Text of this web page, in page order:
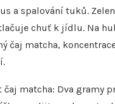
a spalování tuků.
chuť k jídlu. Na
čaj matcha,
matcha: Dva gramy